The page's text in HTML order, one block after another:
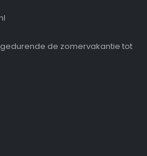
de zomervakantie tot